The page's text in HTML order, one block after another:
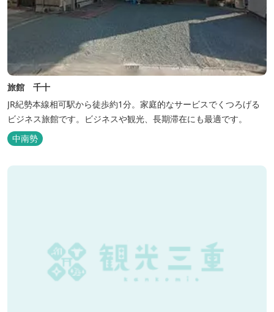
旅館 千十
JR紀勢本線相可駅から徒歩約1分。家庭的なサービスでくつろげる
ビジネス旅館です。ビジネスや観光、長期滞在にも最適です。
中南勢